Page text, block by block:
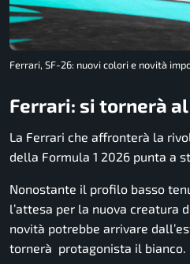
Ferrari, SF-26: nuovi colori e novità
Ferrari: si tornerà
La Ferrari che affronterà la
della Formula 1 2026 punta a
Nonostante il profilo basso
l’attesa per la nuova creatura
novità potrebbe arrivare
tornerà protagonista il bianco.